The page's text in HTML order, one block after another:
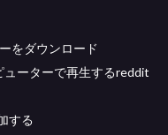
をダウンロード
ューターで再生するreddit
する